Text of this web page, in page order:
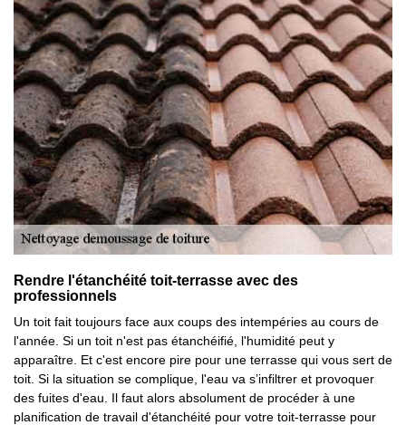
Rendre l'étanchéité toit-terrasse avec des
professionnels
Un toit fait toujours face aux coups des intempéries au cours de
l'année. Si un toit n'est pas étanchéifié, l'humidité peut y
apparaître. Et c'est encore pire pour une terrasse qui vous sert de
toit. Si la situation se complique, l'eau va s’infiltrer et provoquer
des fuites d'eau. Il faut alors absolument de procéder à une
planification de travail d'étanchéité pour votre toit-terrasse pour